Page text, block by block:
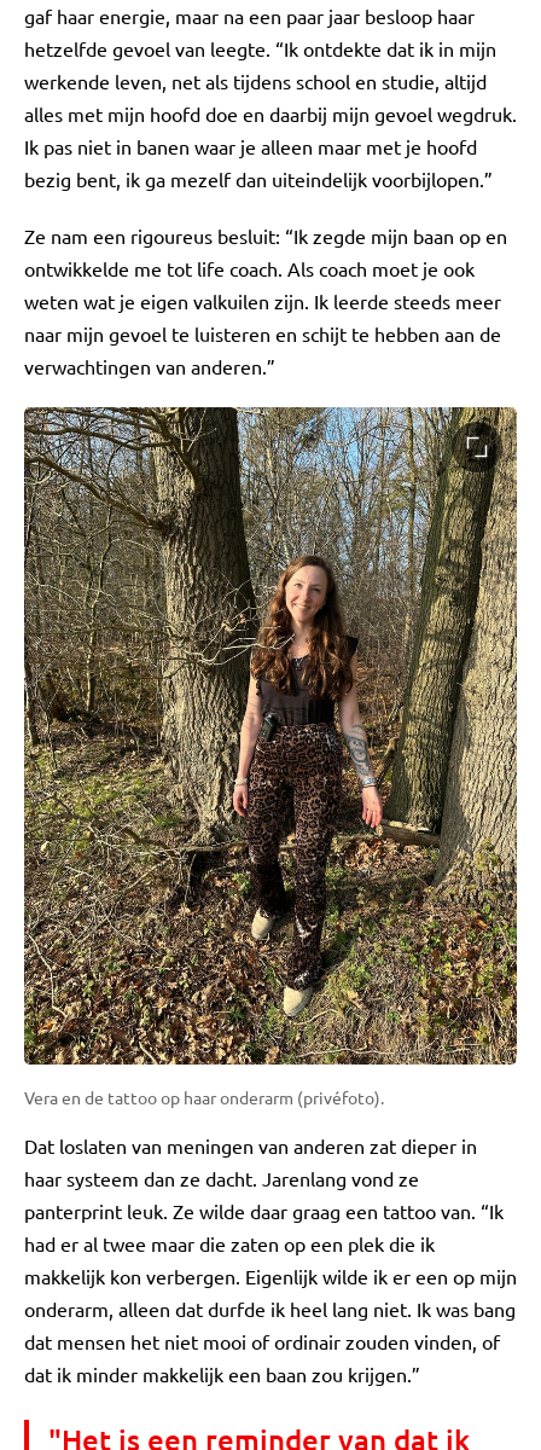
gaf haar energie, maar na een paar jaar besloop haar
hetzelfde gevoel van leegte. “Ik ontdekte dat ik in mijn
werkende leven, net als tijdens school en studie, altijd
alles met mijn hoofd doe en daarbij mijn gevoel wegdruk.
Ik pas niet in banen waar je alleen maar met je hoofd
bezig bent, ik ga mezelf dan uiteindelijk voorbijlopen.”
Ze nam een rigoureus besluit: “Ik zegde mijn baan op en
ontwikkelde me tot life coach. Als coach moet je ook
weten wat je eigen valkuilen zijn. Ik leerde steeds meer
naar mijn gevoel te luisteren en schijt te hebben aan de
verwachtingen van anderen.”
Vera en de tattoo op haar onderarm (privéfoto).
Dat loslaten van meningen van anderen zat dieper in
haar systeem dan ze dacht. Jarenlang vond ze
panterprint leuk. Ze wilde daar graag een tattoo van. “Ik
had er al twee maar die zaten op een plek die ik
makkelijk kon verbergen. Eigenlijk wilde ik er een op mijn
onderarm, alleen dat durfde ik heel lang niet. Ik was bang
dat mensen het niet mooi of ordinair zouden vinden, of
dat ik minder makkelijk een baan zou krijgen.”
"Het is een reminder van dat ik